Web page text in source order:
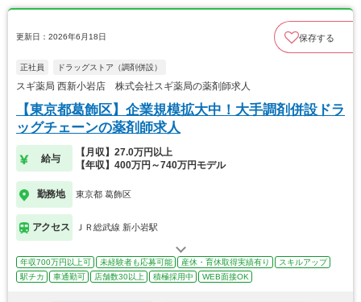
更新日：2026年6月18日 保存する
正社員 ドラッグストア（調剤併設）
スギ薬局 西新小岩店 株式会社スギ薬局の薬剤師求人
【東京都葛飾区】企業規模拡大中！大手調剤併設ドラ
ッグチェーンの薬剤師求人
給与
【月収】27.0万円以上
【年収】400万円～740万円モデル
勤務地 東京都 葛飾区
アクセス ＪＲ総武線 新小岩駅
年収700万円以上可 未経験者も応募可能 産休・育休取得実績有り
スキルアップ
駅チカ
車通勤可 店舗数30以上 積極採用中 WEB面接OK